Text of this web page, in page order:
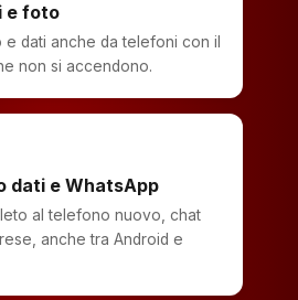
e foto
dati anche da telefoni con il
non si accendono.
dati e WhatsApp
al telefono nuovo, chat
anche tra Android e